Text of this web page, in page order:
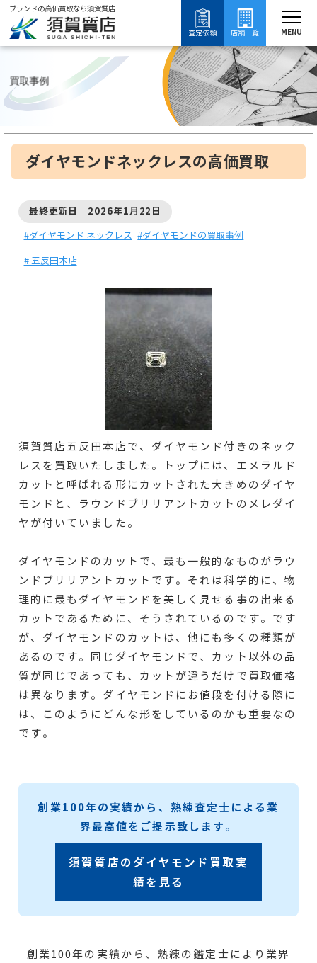
ブランドの高価買取なら須賀質店
査定依頼
店舗一覧 MENU
ブランド買取 ダイヤモンド買取 ダイヤモンド ネックレス買取 ダイヤモンド ネックレスの買取事例
買取事例
ダイヤモンドネックレスの高価買取
最終更新日 2026年1月22日
#ダイヤモンド ネックレス #ダイヤモンドの買取事例
# 五反田本店
須賀質店五反田本店で、ダイヤモンド付きのネック
レスを買取いたしました。トップには、エメラルド
カットと呼ばれる形にカットされた大きめのダイヤ
モンドと、ラウンドブリリアントカットのメレダイ
ヤが付いていました。
ダイヤモンドのカットで、最も一般的なものがラウ
ンドブリリアントカットです。それは科学的に、物
理的に最もダイヤモンドを美しく見せる事の出来る
カットであるために、そうされているのです。です
が、ダイヤモンドのカットは、他にも多くの種類が
あるのです。同じダイヤモンドで、カット以外の品
質が同じであっても、カットが違うだけで買取価格
は異なります。ダイヤモンドにお値段を付ける際に
は、このようにどんな形をしているのかも重要なの
です。
創業100年の実績から、熟練査定士による業
界最高値をご提示致します。
須賀質店のダイヤモンド買取実
績を見る
創業100年の実績から、熟練の鑑定士により業界